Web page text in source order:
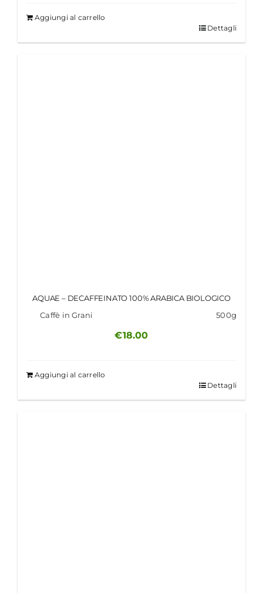
Aggiungi al carrello
Dettagli
AQUAE – DECAFFEINATO 100% ARABICA BIOLOGICO
Caffè in Grani
500g
€18.00
Aggiungi al carrello
Dettagli